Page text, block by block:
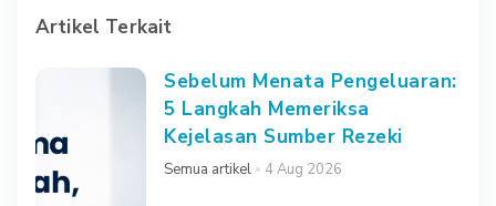
Artikel Terkait
Sebelum Menata Pengeluaran:
5 Langkah Memeriksa
Kejelasan Sumber Rezeki
Semua artikel 4 Aug 2026